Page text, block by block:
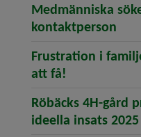
Medmänniska
kontaktperson
Frustration i
att få! (öppnar
Röbäcks 4H-gård
ideella insats 2025